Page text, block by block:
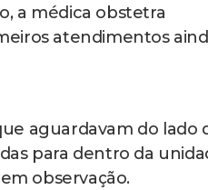
a médica obstetra
atendimentos
aguardavam do lado
para dentro da
observação.